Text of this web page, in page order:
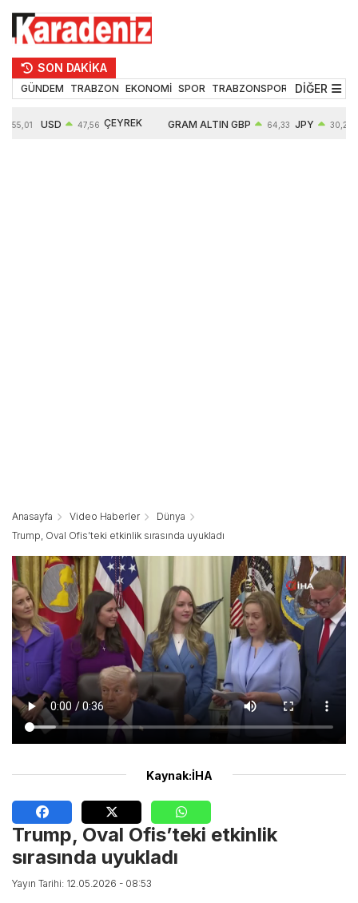
SON DAKİKA
GÜNDEM TRABZON EKONOMİ SPOR TRABZONSPOR TEKNOLOJİ
DİĞER
55,01 USD 47,56 ÇEYREK GRAM ALTIN GBP 64,33 JPY 30,29
Anasayfa Video Haberler
Dünya
Trump, Oval Ofis’teki etkinlik sırasında uyukladı
Kaynak:İHA
Trump, Oval Ofis’teki etkinlik
sırasında uyukladı
Yayın Tarihi: 12.05.2026 - 08:53